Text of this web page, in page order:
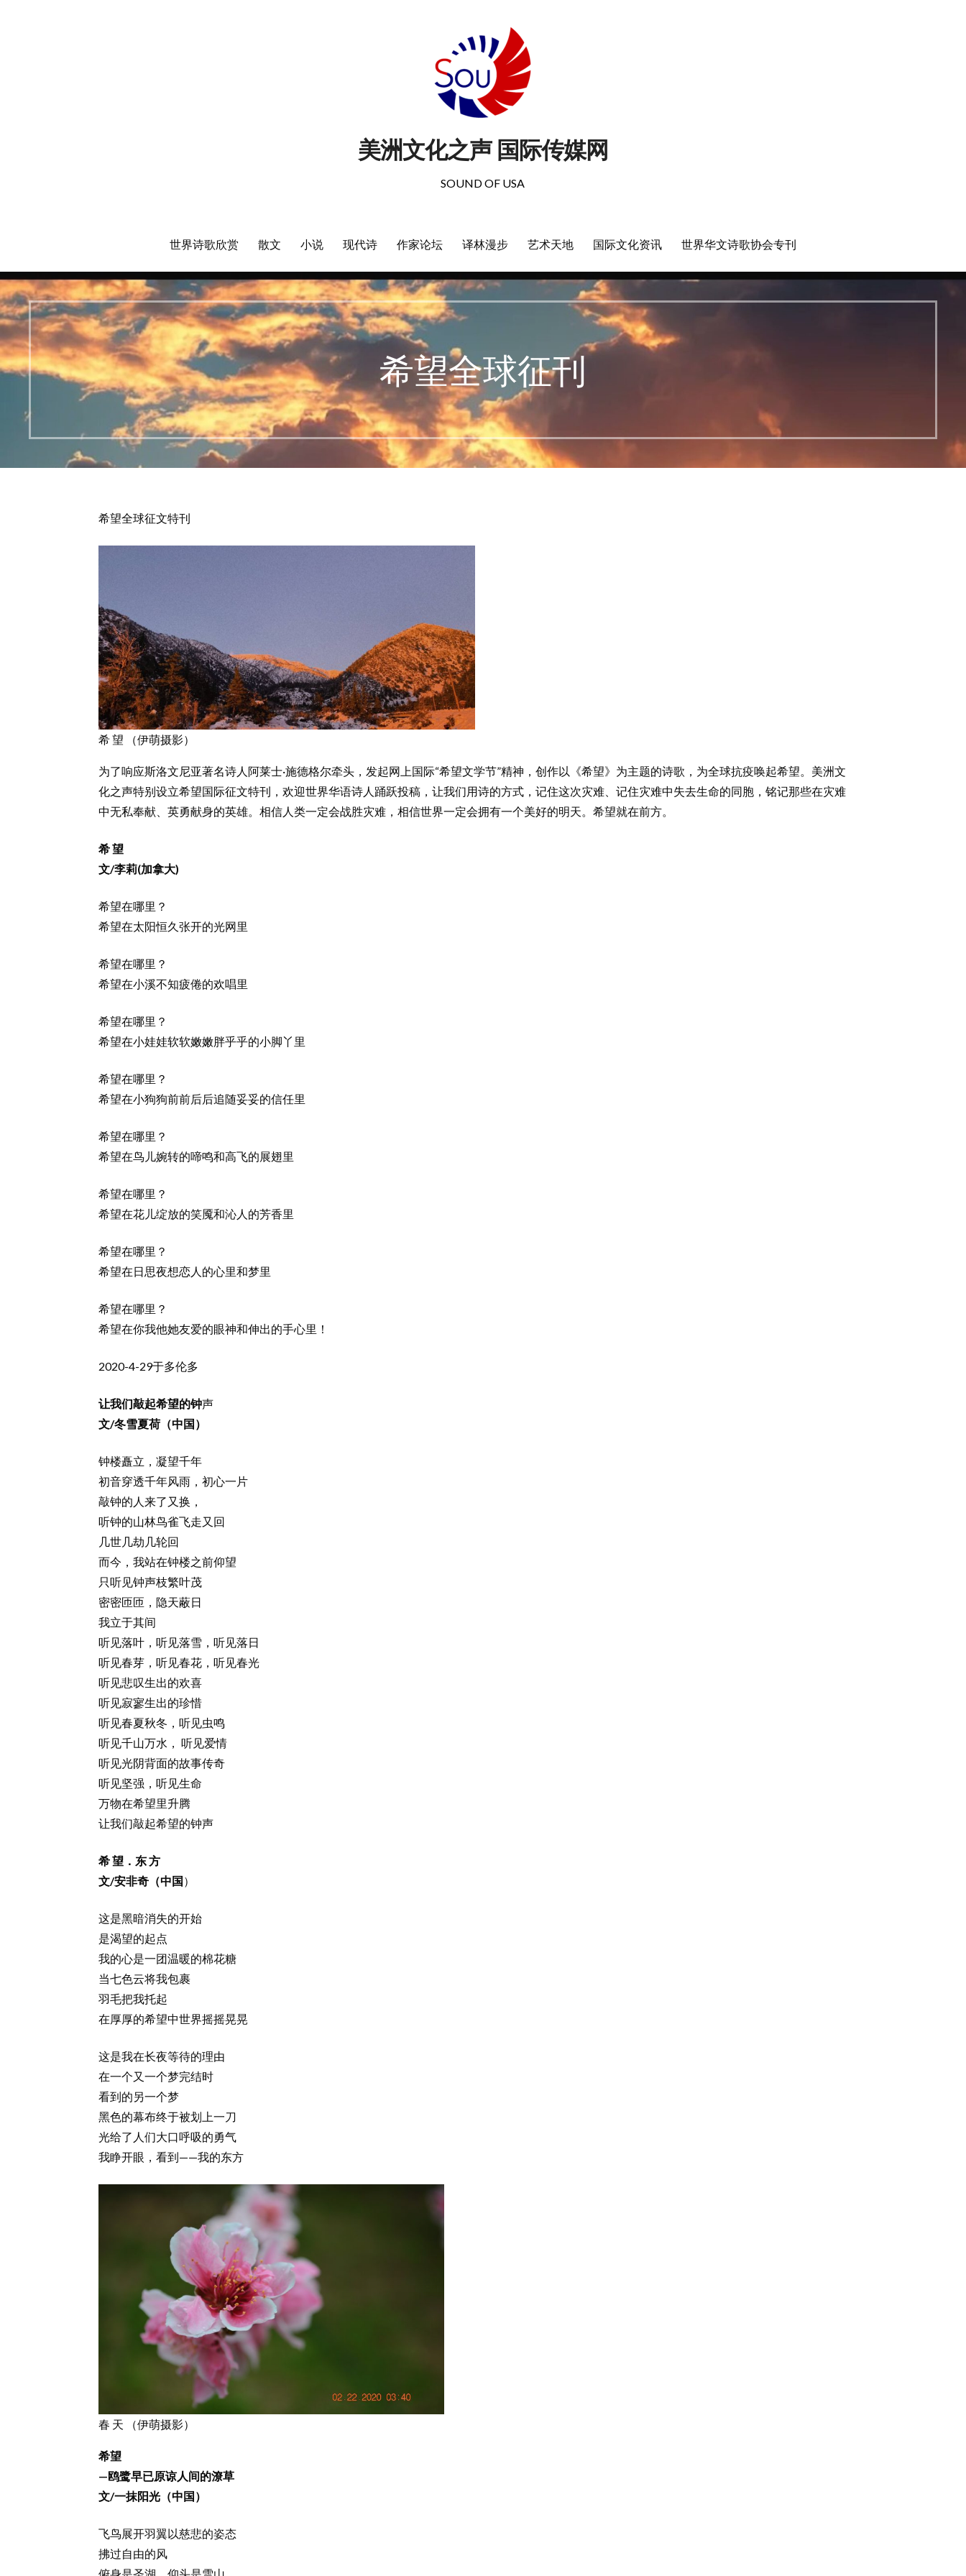
美洲文化之声 国际传媒网
SOUND OF USA
世界诗歌欣赏 散文 小说 现代诗 作家论坛 译林漫步 艺术天地 国际文化资讯 世界华文诗歌协会专刊
希望全球征刊
希望全球征文特刊
希 望 （伊萌摄影）
为了响应斯洛文尼亚著名诗人阿莱士·施德格尔牵头，发起网上国际“希望文学节”精神，创作以《希望》为主题的诗歌，为全球抗疫唤起希望。美洲文
化之声特别设立希望国际征文特刊，欢迎世界华语诗人踊跃投稿，让我们用诗的方式，记住这次灾难、记住灾难中失去生命的同胞，铭记那些在灾难
中无私奉献、英勇献身的英雄。相信人类一定会战胜灾难，相信世界一定会拥有一个美好的明天。希望就在前方。
希 望
文/李莉(加拿大)
希望在哪里？
希望在太阳恒久张开的光网里
希望在哪里？
希望在小溪不知疲倦的欢唱里
希望在哪里？
希望在小娃娃软软嫩嫩胖乎乎的小脚丫里
希望在哪里？
希望在小狗狗前前后后追随妥妥的信任里
希望在哪里？
希望在鸟儿婉转的啼鸣和高飞的展翅里
希望在哪里？
希望在花儿绽放的笑魇和沁人的芳香里
希望在哪里？
希望在日思夜想恋人的心里和梦里
希望在哪里？
希望在你我他她友爱的眼神和伸出的手心里！
2020-4-29于多伦多
让我们敲起希望的钟声
文/冬雪夏荷（中国）
钟楼矗立，凝望千年
初音穿透千年风雨，初心一片
敲钟的人来了又换，
听钟的山林鸟雀飞走又回
几世几劫几轮回
而今，我站在钟楼之前仰望
只听见钟声枝繁叶茂
密密匝匝，隐天蔽日
我立于其间
听见落叶，听见落雪，听见落日
听见春芽，听见春花，听见春光
听见悲叹生出的欢喜
听见寂寥生出的珍惜
听见春夏秋冬，听见虫鸣
听见千山万水， 听见爱情
听见光阴背面的故事传奇
听见坚强，听见生命
万物在希望里升腾
让我们敲起希望的钟声
希 望．东 方
文/安非奇（中国）
这是黑暗消失的开始
是渴望的起点
我的心是一团温暖的棉花糖
当七色云将我包裹
羽毛把我托起
在厚厚的希望中世界摇摇晃晃
这是我在长夜等待的理由
在一个又一个梦完结时
看到的另一个梦
黑色的幕布终于被划上一刀
光给了人们大口呼吸的勇气
我睁开眼，看到——我的东方
春 天 （伊萌摄影）
希望
—鸥鹭早已原谅人间的潦草
文/一抹阳光（中国）
飞鸟展开羽翼以慈悲的姿态
拂过自由的风